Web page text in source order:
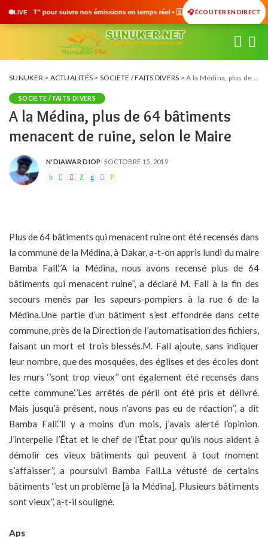
LIVE
émissions en temps réel • 🇸🇳 Actualités du Sénégal • 🌍 Actualités🎧 ÉCOUTER EN DIRECT
SUNUKER> ACTUALITÉS > SOCIETE / FAITS DIVERS >A la Médina, plus de 64 bâtiments menacent de ruine, selon le Maire
SOCIETE / FAITS DIVERS
A la Médina, plus de 64 bâtiments
menacent de ruine, selon le Maire
POSTED
BY
N'DIAWAR DIOP OCTOBRE 15, 2019
Plus de 64 bâtiments qui menacent ruine ont été recensés dans
la commune de la Médina, à Dakar, a-t-on appris lundi du maire
Bamba Fall.‘’A la Médina, nous avons recensé plus de 64
bâtiments qui menacent ruine’’, a déclaré M. Fall à la fin des
secours menés par les sapeurs-pompiers à la rue 6 de la
Médina.Une partie d’un bâtiment s’est effondrée dans cette
commune, près de la Direction de l’automatisation des fichiers,
faisant un mort et trois blessés.M. Fall ajoute, sans indiquer
leur nombre, que des mosquées, des églises et des écoles dont
les murs ‘’sont trop vieux’’ ont également été recensés dans
cette commune.‘’Les arrêtés de péril ont été pris et délivré.
Mais jusqu’à présent, nous n’avons pas eu de réaction’’, a dit
Bamba Fall.‘’ll y a moins d’un mois, j’avais alerté l’opinion.
J’interpelle l’État et le chef de l’État pour qu’ils nous aident à
démolir ces vieux bâtiments qui peuvent à tout moment
s’affaisser’’, a poursuivi Bamba Fall.La vétusté de certains
bâtiments ‘’est un problème [à la Médina]. Plusieurs bâtiments
sont vieux’’, a-t-il souligné.
Aps